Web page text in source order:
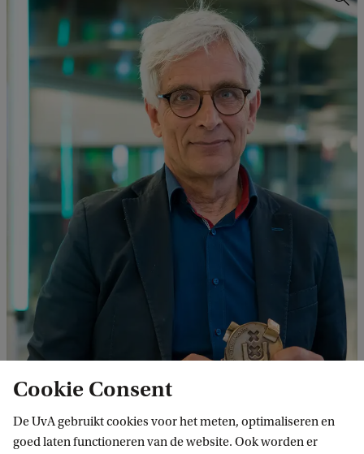
Cookie Consent
De UvA gebruikt cookies voor het meten, optimaliseren en
goed laten functioneren van de website. Ook worden er